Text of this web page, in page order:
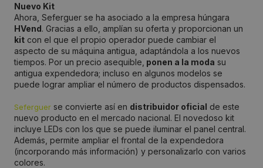
Nuevo Kit
Ahora, Seferguer se ha asociado a la empresa húngara
HVend. Gracias a ello, amplían su oferta y proporcionan un
kit con el que el propio operador puede cambiar el
aspecto de su máquina antigua, adaptándola a los nuevos
tiempos. Por un precio asequible, ponen a la moda su
antigua expendedora; incluso en algunos modelos se
puede lograr ampliar el número de productos dispensados.
Seferguer se convierte así en distribuidor oficial de este
nuevo producto en el mercado nacional. El novedoso kit
incluye LEDs con los que se puede iluminar el panel central.
Además, permite ampliar el frontal de la expendedora
(incorporando más información) y personalizarlo con varios
colores.